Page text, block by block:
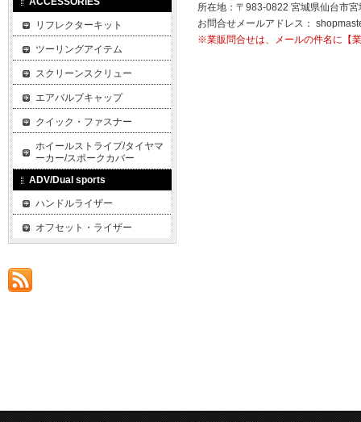
所在地：〒983-0822 宮城県仙台市
お問合せメールアドレス：
※業販問合せは、メールの件名に【
リフレクターキット
ツーリングアイテム
スクリーンスクリュー
エアバルブキャップ
クイック・ファスナー
ホイールストライプ/タイヤマ
ーカー/スポークカバー
ADV/Dual sports
ハンドルライザー
オフセット・ライザー